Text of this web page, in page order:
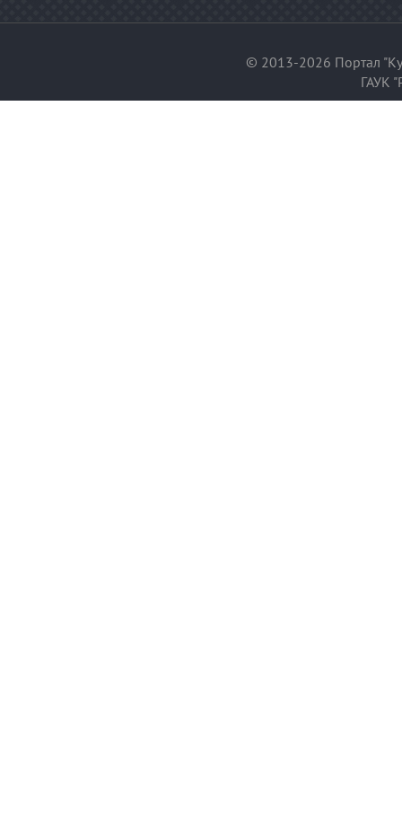
© 2013-2026 Портал
ГАУК